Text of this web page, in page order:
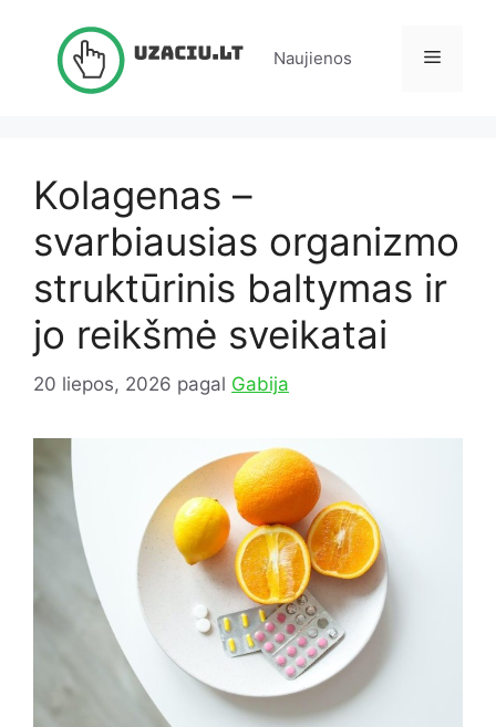
Naujienos Meniu
Kolagenas –
svarbiausias organizmo
struktūrinis baltymas ir
jo reikšmė sveikatai
20 liepos, 2026 pagal Gabija